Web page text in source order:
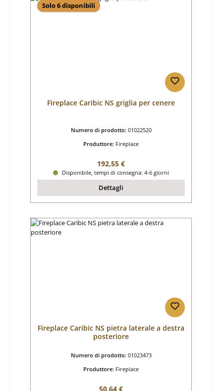
Solo 6 disponibili
Fireplace Caribic NS griglia per cenere
Numero di prodotto: 01022520
Produttore: Fireplace
Prezzo normale:
192,55 €
Disponibile, tempi di consegna: 4-6 giorni
Dettagli
Fireplace Caribic NS pietra laterale a destra
posteriore
Numero di prodotto: 01023473
Produttore: Fireplace
Prezzo normale:
50,64 €